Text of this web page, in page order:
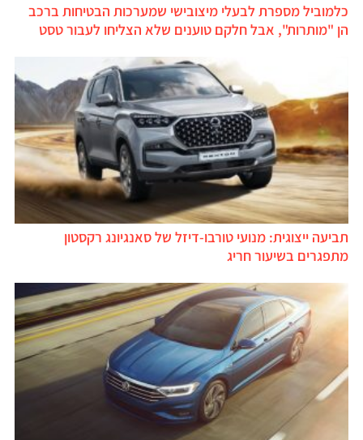
כלמוביל מספרת לבעלי מיצובישי שמערכות הבטיחות ברכב
הן "מותרות", אבל חלקם טוענים שלא הצליחו לעבור טסט
תביעה ייצוגית: מנועי טורבו-דיזל של סאנגיונג רקסטון
מתפגרים בשיעור חריג